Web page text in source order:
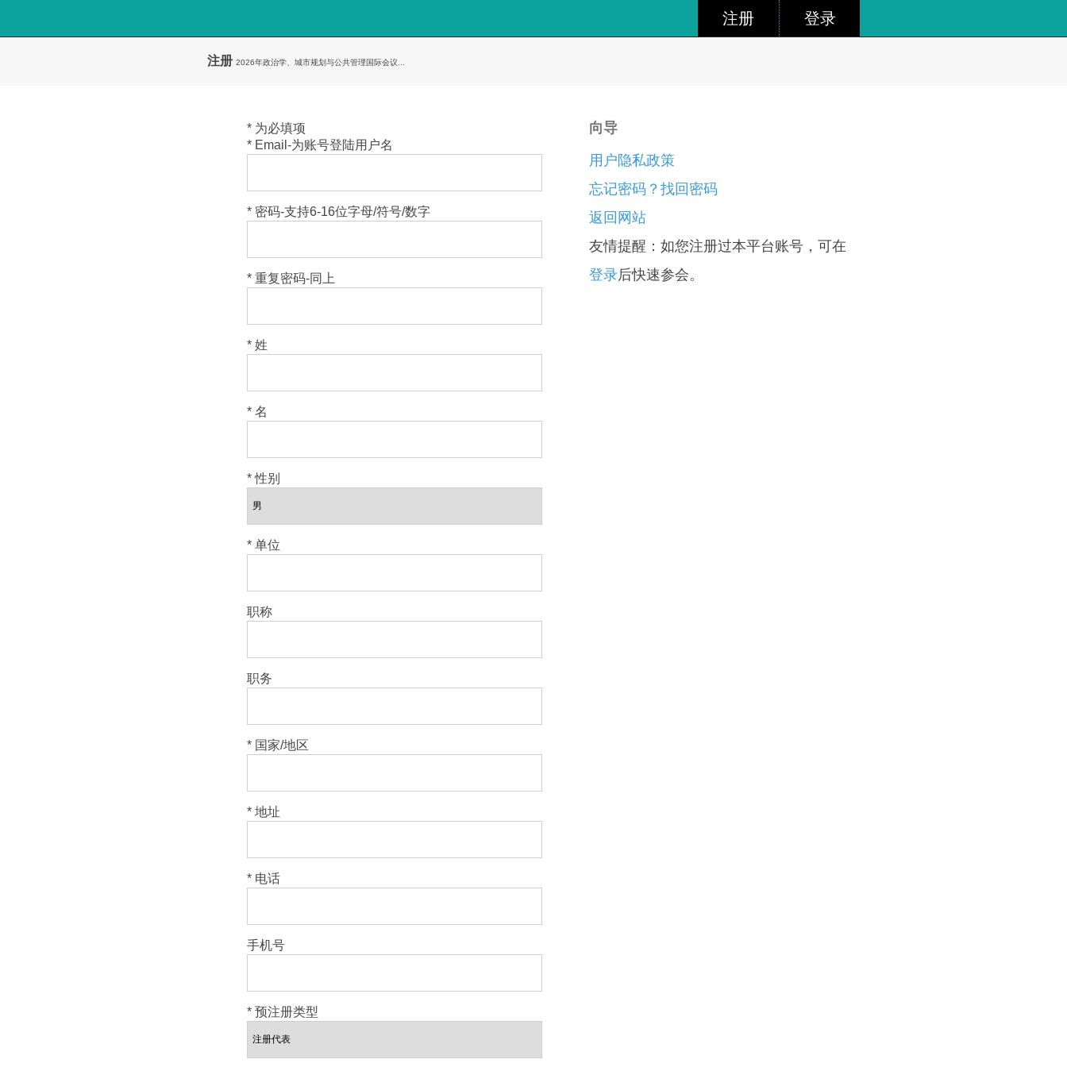
注册 登录
注册 2026年政治学、城市规划与公共管理国际会议...
* 为必填项
* Email-为账号登陆用户名
* 密码-支持6-16位字母/符号/数字
* 重复密码-同上
* 姓
* 名
* 性别
* 单位
职称
职务
* 国家/地区
* 地址
* 电话
手机号
* 预注册类型
向导
用户隐私政策
忘记密码？找回密码
返回网站
友情提醒：如您注册过本平台账号，可在
登录后快速参会。